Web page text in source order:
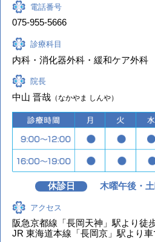
新型コロナウイルス感染対策
た
緊急事態宣言の期間における
京都府も新型コロナウイルス感
対象となりました。
緊急事態宣言の期間は、特定健
電話番号
075-955-5666
診療科目
内科・消化器外科・緩和ケア外科
院長
中山 晋哉（なかやま しんや）
休診日 木曜午後・
アクセス
阪急京都線「長岡天神」駅より徒
JR 東海道本線「長岡京」駅より車